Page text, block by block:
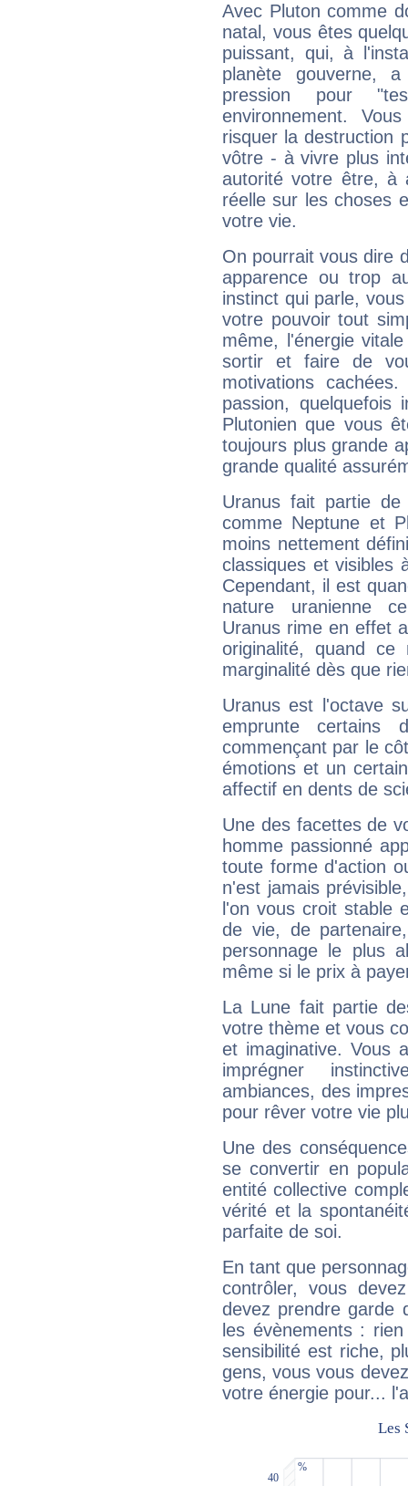
Avec Pluton comme
natal, vous êtes
puissant, qui, à
planète gouverne,
pression pour
environnement.
risquer la destruction
vôtre - à vivre plus
autorité votre être, à
réelle sur les choses
votre vie.
On pourrait vous dire
apparence ou trop
instinct qui parle,
votre pouvoir tout
même, l'énergie
sortir et faire de
motivations
passion, quelquefois
Plutonien que vous
toujours plus grande
grande qualité
Uranus fait partie
comme Neptune et
moins nettement
classiques et visibles
Cependant, il est
nature uranienne
Uranus rime en effet
originalité, quand ce
marginalité dès que
Uranus est l'octave
emprunte
commençant par le
émotions et un
affectif en dents de
Une des facettes de
homme passionné
toute forme d'action
n'est jamais
l'on vous croit stable
de vie, de
personnage le plus
même si le prix à
La Lune fait partie
votre thème et vous
et imaginative. Vous
imprégner
ambiances, des
pour rêver votre vie
Une des
se convertir en
entité collective
vérité et la
parfaite de soi.
En tant que
contrôler, vous
devez prendre garde
les évènements :
sensibilité est riche,
gens, vous vous
votre énergie pour...